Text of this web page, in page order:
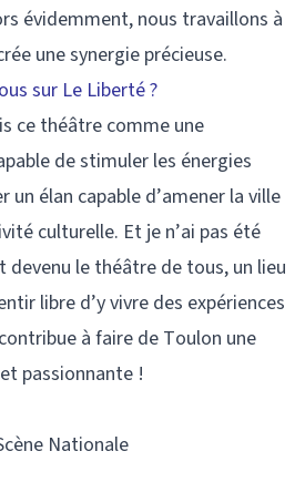
évidemment, nous travaillons à
une synergie précieuse.
sur Le Liberté ?
ce théâtre comme une
de stimuler les énergies
un élan capable d’amener la ville
culturelle. Et je n’ai pas été
devenu le théâtre de tous, un lieu
libre d’y vivre des expériences
à faire de Toulon une
passionnante !
Nationale